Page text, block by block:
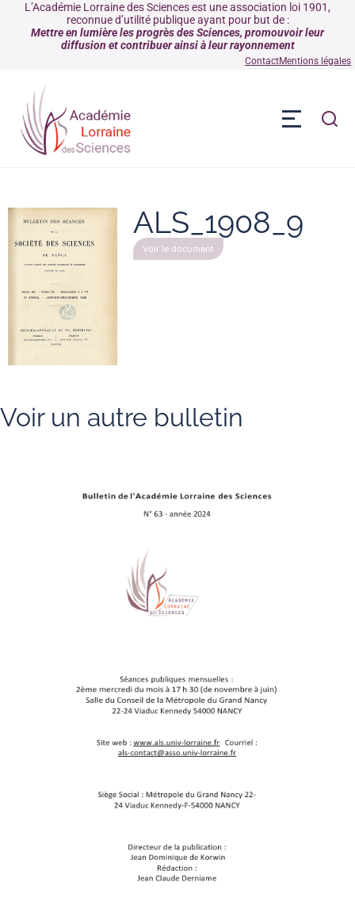
L’Académie Lorraine des Sciences est une association loi 1901,
reconnue d’utilité publique ayant pour but de :
Mettre en lumière les progrès des Sciences, promouvoir leur
diffusion et contribuer ainsi à leur rayonnement
ContactMentions légales
ALS_1908_9
Voir le document
Voir un autre bulletin